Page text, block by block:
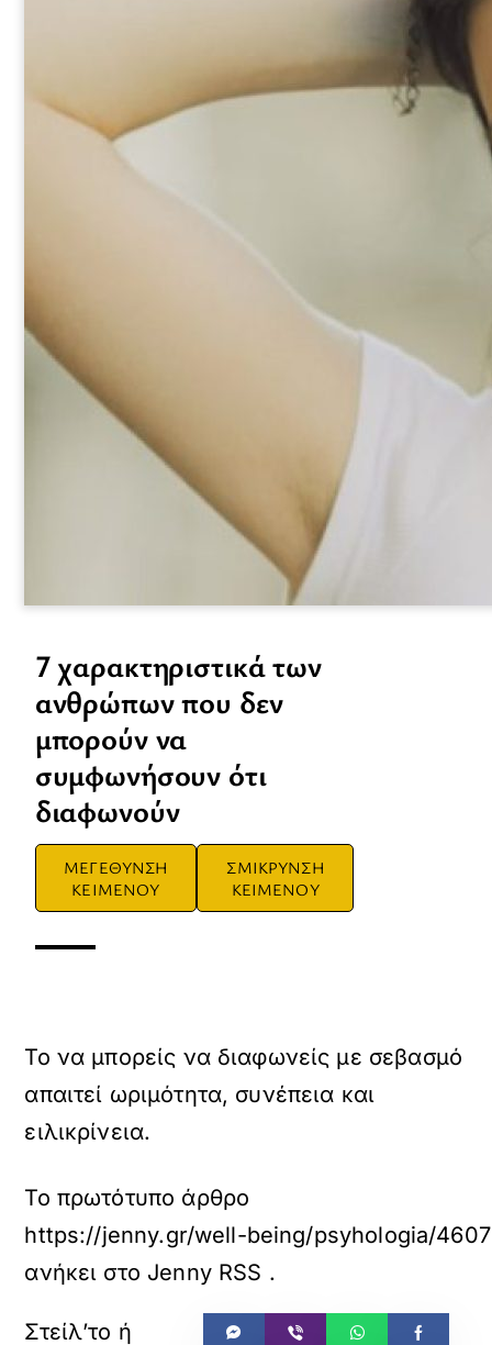
7 χαρακτηριστικά των
ανθρώπων που δεν
μπορούν να
συμφωνήσουν ότι
διαφωνούν
ΜΕΓΕΘΥΝΣΗ
ΚΕΙΜΕΝΟΥ
ΣΜΙΚΡΥΝΣΗ
ΚΕΙΜΕΝΟΥ
Το να μπορείς να διαφωνείς με σεβασμό
απαιτεί ωριμότητα, συνέπεια και
ειλικρίνεια.
Το πρωτότυπο άρθρο
https://jenny.gr/well-being/psyhologia/
ανήκει στο Jenny RSS .